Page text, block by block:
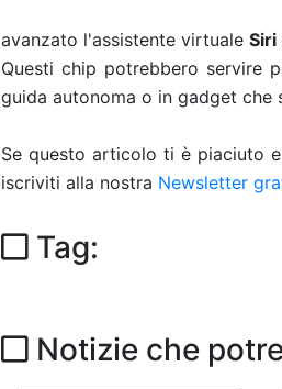
avanzato l'assistente virtuale Siri
Questi chip potrebbero servire
guida autonoma o in gadget che
Se questo articolo ti è piaciuto
iscriviti alla nostra Newsletter
Tag:
Notizie che